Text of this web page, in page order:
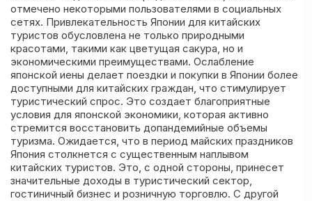
отмечено некоторыми пользователями в социальных
сетях. Привлекательность Японии для китайских
туристов обусловлена не только природными
красотами, такими как цветущая сакура, но и
экономическими преимуществами. Ослабление
японской иены делает поездки и покупки в Японии более
доступными для китайских граждан, что стимулирует
туристический спрос. Это создает благоприятные
условия для японской экономики, которая активно
стремится восстановить допандемийные объемы
туризма. Ожидается, что в период майских праздников
Япония столкнется с существенным наплывом
китайских туристов. Это, с одной стороны, принесет
значительные доходы в туристический сектор,
гостиничный бизнес и розничную торговлю. С другой